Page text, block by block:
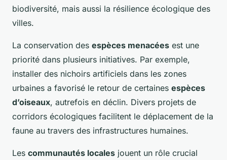
biodiversité, mais aussi la résilience écologique des
villes.
La conservation des espèces menacées est une
priorité dans plusieurs initiatives. Par exemple,
installer des nichoirs artificiels dans les zones
urbaines a favorisé le retour de certaines espèces
d’oiseaux, autrefois en déclin. Divers projets de
corridors écologiques facilitent le déplacement de la
faune au travers des infrastructures humaines.
Les communautés locales jouent un rôle crucial